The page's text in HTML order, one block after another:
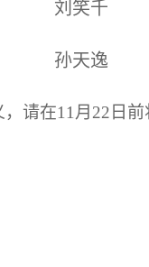
刘笑千
孙天逸
请在11月22日
中共南京